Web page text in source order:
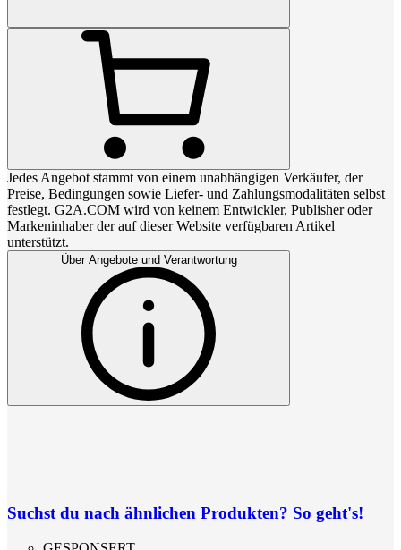
Jedes Angebot stammt von einem unabhängigen Verkäufer, der
Preise, Bedingungen sowie Liefer- und Zahlungsmodalitäten selbst
festlegt. G2A.COM wird von keinem Entwickler, Publisher oder
Markeninhaber der auf dieser Website verfügbaren Artikel
unterstützt.
Über Angebote und Verantwortung
Suchst du nach ähnlichen Produkten? So geht's!